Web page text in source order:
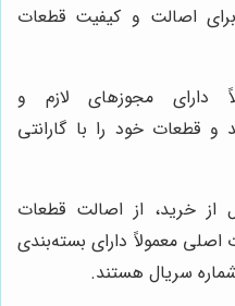
اصالت و کیفیت قطعات
دارای مجوزهای لازم و
و قطعات خود را با گارانتی
از خرید، از اصالت قطعات
معمولاً دارای بسته‌بندی
سریال هستند.